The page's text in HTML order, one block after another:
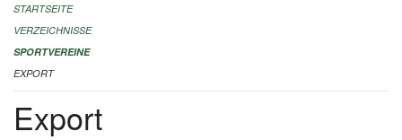
ALLGEMEINE INFORMATIONEN
FINANZIELLE UNTERSTÜTZUNG BENÖTIGT?
KONTAKT
STARTSEITE
VERZEICHNISSE
SPORTVEREINE
EXPORT
Export